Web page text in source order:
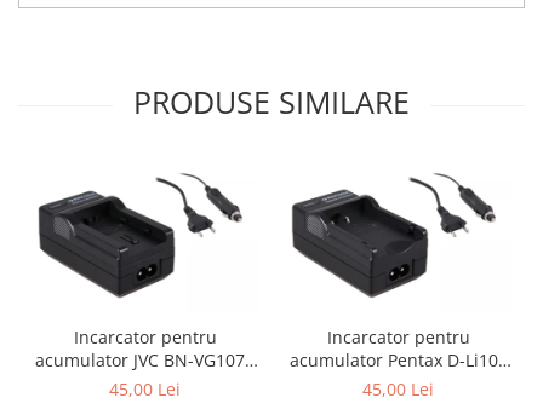
PRODUSE SIMILARE
Incarcator pentru
acumulator JVC BN-VG107e
Patona
45,00 Lei
Incarcator pentru
acumulator Pentax D-Li109
Patona
45,00 Lei